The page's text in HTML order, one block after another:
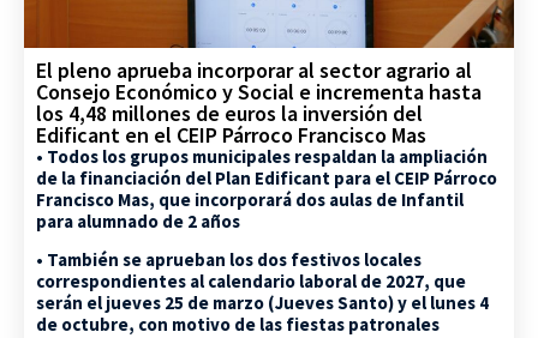
El pleno aprueba incorporar al sector agrario al
Consejo Económico y Social e incrementa hasta
los 4,48 millones de euros la inversión del
Edificant en el CEIP Párroco Francisco Mas
• Todos los grupos municipales respaldan la ampliación
de la financiación del Plan Edificant para el CEIP Párroco
Francisco Mas, que incorporará dos aulas de Infantil
para alumnado de 2 años
• También se aprueban los dos festivos locales
correspondientes al calendario laboral de 2027, que
serán el jueves 25 de marzo (Jueves Santo) y el lunes 4
de octubre, con motivo de las fiestas patronales